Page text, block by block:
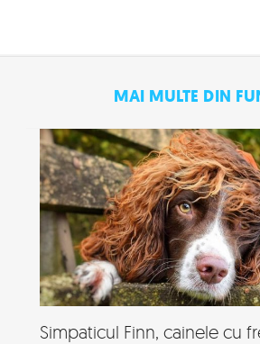
MAI MULTE DIN
Simpaticul Finn, cainele cu